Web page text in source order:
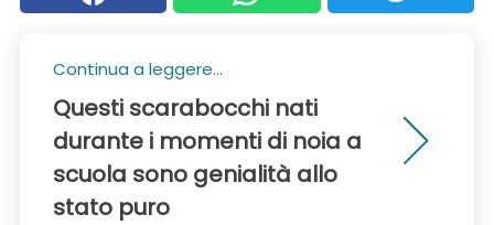
Continua a leggere...
Questi scarabocchi nati
durante i momenti di noia a
scuola sono genialità allo
stato puro